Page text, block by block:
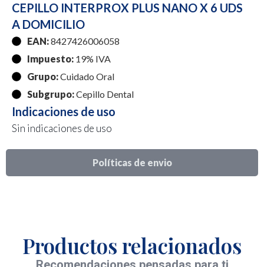
Políticas de envio
CEPILLO INTERPROX PLUS NANO X 6 UDS
A DOMICILIO
EAN:8427426006058
Impuesto: 19% IVA
Grupo:Cuidado Oral
Subgrupo:Cepillo Dental
Indicaciones de uso
Sin indicaciones de uso
Productos relacionados